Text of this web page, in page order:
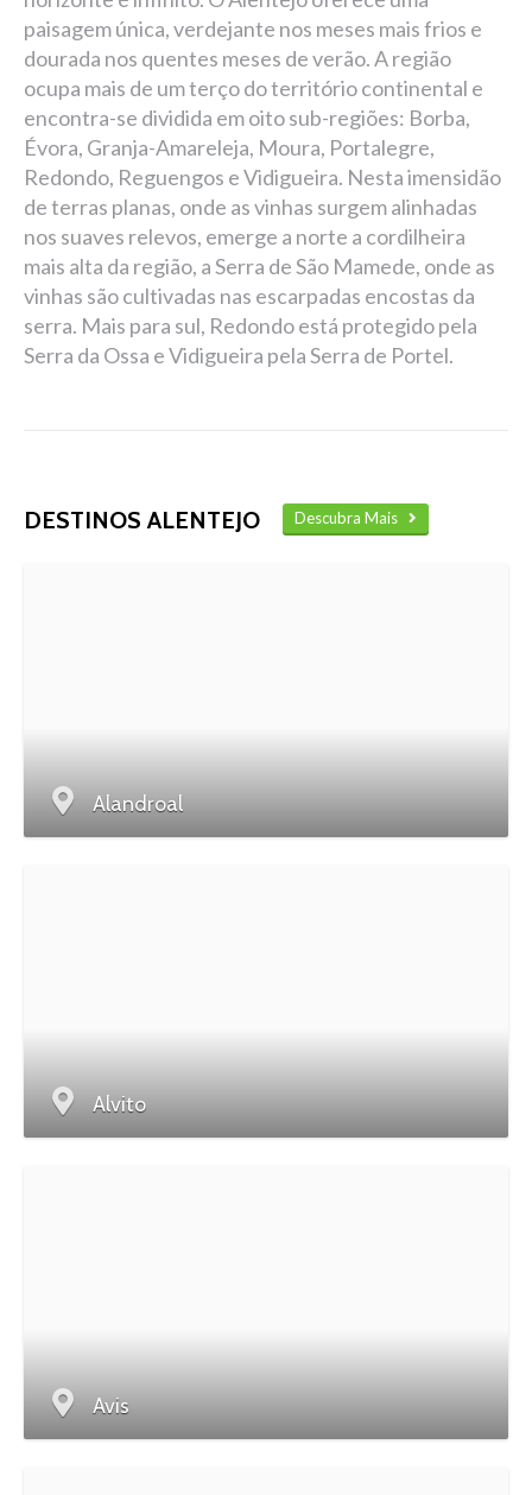
paisagem única, verdejante nos meses mais frios e
dourada nos quentes meses de verão. A região
ocupa mais de um terço do território continental e
encontra-se dividida em oito sub-regiões: Borba,
Évora, Granja-Amareleja, Moura, Portalegre,
Redondo, Reguengos e Vidigueira. Nesta imensidão
de terras planas, onde as vinhas surgem alinhadas
nos suaves relevos, emerge a norte a cordilheira
mais alta da região, a Serra de São Mamede, onde as
vinhas são cultivadas nas escarpadas encostas da
serra. Mais para sul, Redondo está protegido pela
Serra da Ossa e Vidigueira pela Serra de Portel.
DESTINOS ALENTEJO Descubra Mais
Alandroal
Alvito
Avis